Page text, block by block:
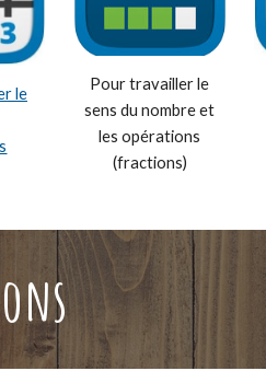
le
Pour travailler le
sens du nombre et
les opérations
(fractions)